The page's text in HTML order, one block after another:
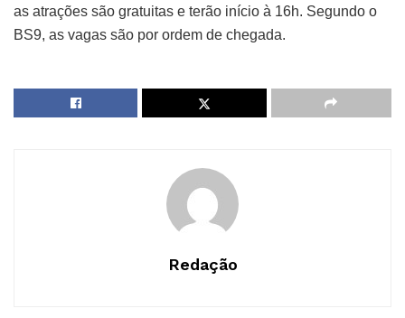
as atrações são gratuitas e terão início à 16h. Segundo o
BS9, as vagas são por ordem de chegada.
Redação